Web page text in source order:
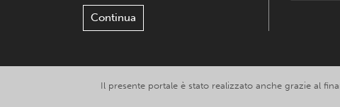
Continua
Il presente portale è stato realizzato anche grazie al